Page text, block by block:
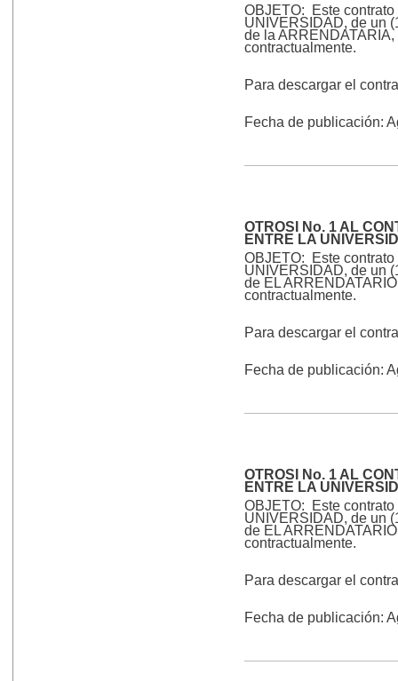
OBJETO: Este contrato
UNIVERSIDAD, de un
de la
contractualmente.
Para descargar el
Fecha de publicación:
OTROSI No. 1 AL
ENTRE LA
OBJETO: Este contrato
UNIVERSIDAD, de un
de EL
contractualmente.
Para descargar el
Fecha de publicación:
OTROSI No. 1 AL
ENTRE LA
OBJETO: Este contrato
UNIVERSIDAD, de un
de EL
contractualmente.
Para descargar el
Fecha de publicación: